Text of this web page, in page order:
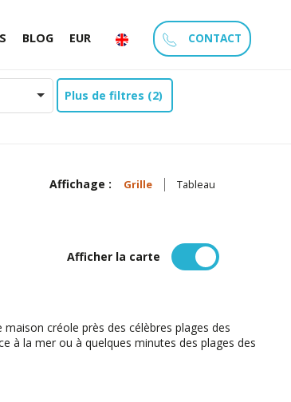
BLOG EUR CONTACT
Plus de filtres (2)
Affichage : Grille Tableau
Afficher la carte
créole près des célèbres plages des
à la mer ou à quelques minutes des plages des